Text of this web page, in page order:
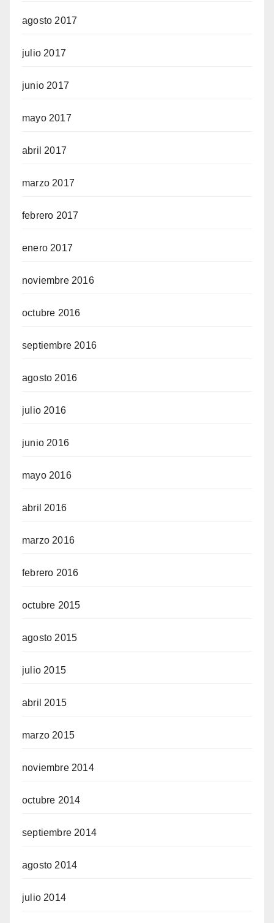
agosto 2017
julio 2017
junio 2017
mayo 2017
abril 2017
marzo 2017
febrero 2017
enero 2017
noviembre 2016
octubre 2016
septiembre 2016
agosto 2016
julio 2016
junio 2016
mayo 2016
abril 2016
marzo 2016
febrero 2016
octubre 2015
agosto 2015
julio 2015
abril 2015
marzo 2015
noviembre 2014
octubre 2014
septiembre 2014
agosto 2014
julio 2014